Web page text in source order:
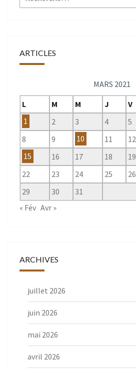
ARTICLES
MARS 2021
L
M M J V
1
2 3 4 5
8
9 10 11 12
15
16 17 18 19
22
23 24 25 26
29
30
31
« Fév Avr »
ARCHIVES
juillet 2026
juin 2026
mai 2026
avril 2026